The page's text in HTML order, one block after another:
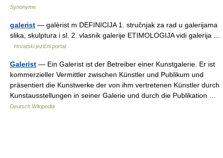
Synonyme
galerist — galèrist m DEFINICIJA 1. stručnjak za rad u galerijama
slika, skulptura i sl. 2. vlasnik galerije ETIMOLOGIJA vidi galerija …
Hrvatski jezični portal
Galerist — Ein Galerist ist der Betreiber einer Kunstgalerie. Er ist
kommerzieller Vermittler zwischen Künstler und Publikum und
präsentiert die Kunstwerke der von ihm vertretenen Künstler durch
Kunstausstellungen in seiner Galerie und durch die Publikation …
Deutsch Wikipedia